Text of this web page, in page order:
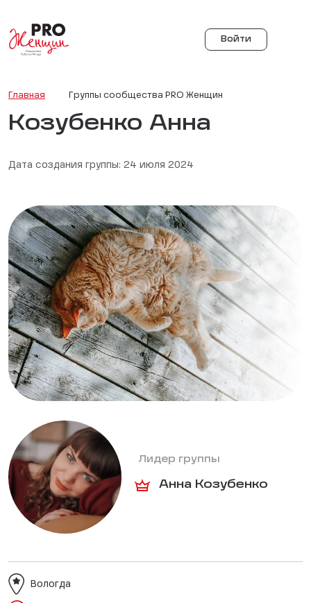
Войти
Главная Группы сообщества PRO Женщин
Козубенко Анна
Дата создания группы: 24 июля 2024
Лидер группы
Анна Козубенко
Вологда